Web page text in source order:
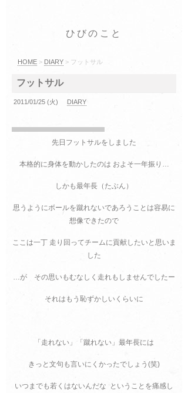
ひびのこと
HOME > DIARY > フットサル
フットサル
2011/01/25 (火) DIARY
先日フットサルをしました
本格的に身体を動かしたのは およそ一年振り…
しかも最年長（たぶん）
思うようにボールを蹴れないであろうことは容易に
想像できたので
ここは一丁 走り回ってチームに貢献したいと思いま
した
…が その思いもむなしく走れもしませんでしたー
それはもう恥ずかしいくらいに
「走れない」「蹴れない」最年長には
きっと文句も言いにくかったでしょう(笑)
いつまでも若くはないんだな ということを痛感し